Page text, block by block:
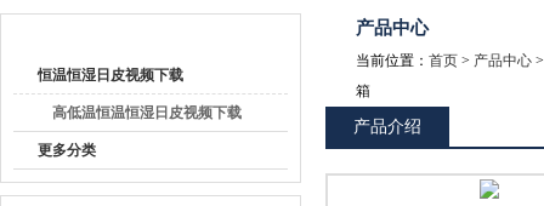
恒温恒湿日皮视频下载
高低温恒温恒湿日皮视频下载
更多分类
产品中心
当前位置： 首页 > 产品中心
箱
产品介绍